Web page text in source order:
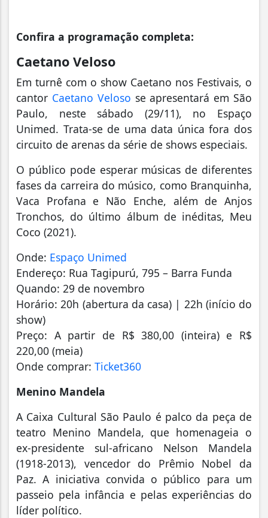
Confira a programação completa:
Caetano Veloso
Em turnê com o show Caetano nos Festivais, o
cantor Caetano Veloso se apresentará em São
Paulo, neste sábado (29/11), no Espaço
Unimed. Trata-se de uma data única fora dos
circuito de arenas da série de shows especiais.
O público pode esperar músicas de diferentes
fases da carreira do músico, como Branquinha,
Vaca Profana e Não Enche, além de Anjos
Tronchos, do último álbum de inéditas, Meu
Coco (2021).
Onde: Espaço Unimed
Endereço: Rua Tagipurú, 795 – Barra Funda
Quando: 29 de novembro
Horário: 20h (abertura da casa) | 22h (início do
show)
Preço: A partir de R$ 380,00 (inteira) e R$
220,00 (meia)
Onde comprar: Ticket360
Menino Mandela
A Caixa Cultural São Paulo é palco da peça de
teatro Menino Mandela, que homenageia o
ex-presidente sul-africano Nelson Mandela
(1918-2013), vencedor do Prêmio Nobel da
Paz. A iniciativa convida o público para um
passeio pela infância e pelas experiências do
líder político.